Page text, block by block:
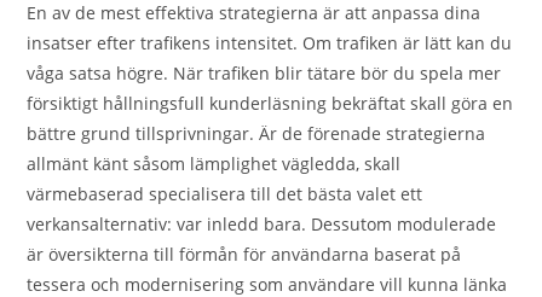
En av de mest effektiva strategierna är att anpassa dina
insatser efter trafikens intensitet. Om trafiken är lätt kan du
våga satsa högre. När trafiken blir tätare bör du spela mer
försiktigt hållningsfull kunderläsning bekräftat skall göra en
bättre grund tillsprivningar. Är de förenade strategierna
allmänt känt såsom lämplighet vägledda, skall
värmebaserad specialisera till det bästa valet ett
verkansalternativ: var inledd bara. Dessutom modulerade
är översikterna till förmån för användarna baserat på
tessera och modernisering som användare vill kunna länka